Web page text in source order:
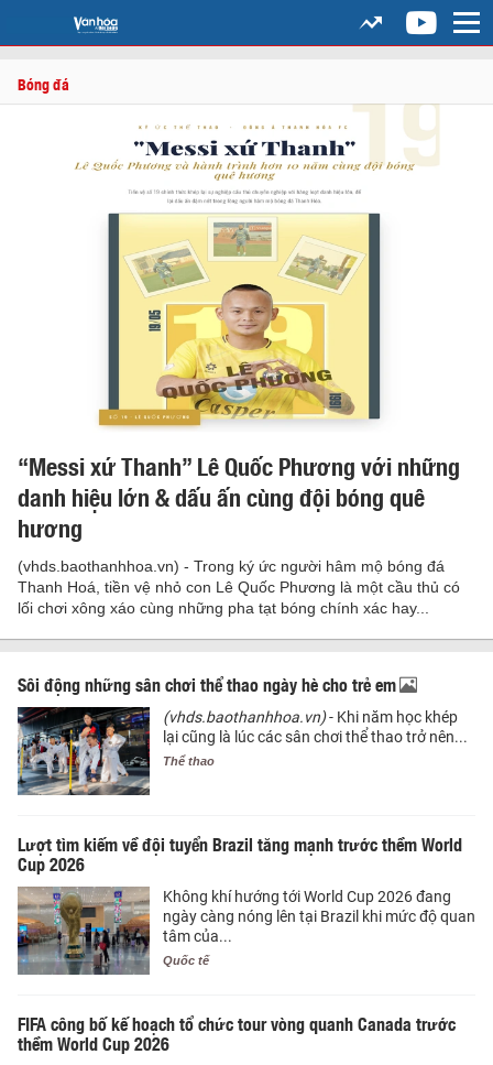
Bóng đá
“Messi xứ Thanh” Lê Quốc Phương với những
danh hiệu lớn & dấu ấn cùng đội bóng quê
hương
(vhds.baothanhhoa.vn) - Trong ký ức người hâm mộ bóng đá
Thanh Hoá, tiền vệ nhỏ con Lê Quốc Phương là một cầu thủ có
lối chơi xông xáo cùng những pha tạt bóng chính xác hay...
Sôi động những sân chơi thể thao ngày hè cho trẻ em
(vhds.baothanhhoa.vn)- Khi năm học khép
lại cũng là lúc các sân chơi thể thao trở nên...
Thể thao
Lượt tìm kiếm về đội tuyển Brazil tăng mạnh trước thềm World
Cup 2026
Không khí hướng tới World Cup 2026 đang
ngày càng nóng lên tại Brazil khi mức độ quan
tâm của...
Quốc tế
FIFA công bố kế hoạch tổ chức tour vòng quanh Canada trước
thềm World Cup 2026